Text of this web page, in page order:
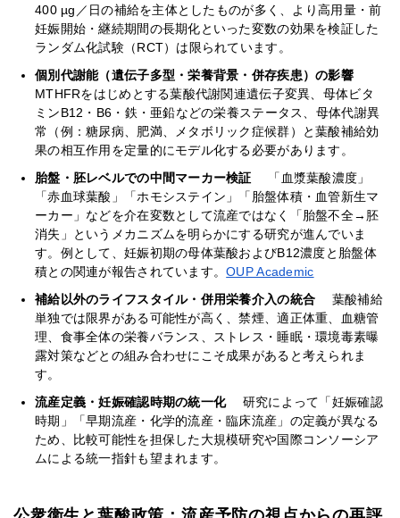
400 µg／日の補給を主体としたものが多く、より高用量・前
妊娠開始・継続期間の長期化といった変数の効果を検証した
ランダム化試験（RCT）は限られています。
個別代謝能（遺伝子多型・栄養背景・併存疾患）の影響
MTHFRをはじめとする葉酸代謝関連遺伝子変異、母体ビタ
ミンB12・B6・鉄・亜鉛などの栄養ステータス、母体代謝異
常（例：糖尿病、肥満、メタボリック症候群）と葉酸補給効
果の相互作用を定量的にモデル化する必要があります。
胎盤・胚レベルでの中間マーカー検証
「血漿葉酸濃度」
「赤血球葉酸」「ホモシステイン」「胎盤体積・血管新生マ
ーカー」などを介在変数として流産ではなく「胎盤不全→胚
消失」というメカニズムを明らかにする研究が進んでいま
す。例として、妊娠初期の母体葉酸およびB12濃度と胎盤体
積との関連が報告されています。OUP Academic
補給以外のライフスタイル・併用栄養介入の統合
葉酸補給
単独では限界がある可能性が高く、禁煙、適正体重、血糖管
理、食事全体の栄養バランス、ストレス・睡眠・環境毒素曝
露対策などとの組み合わせにこそ成果があると考えられま
す。
流産定義・妊娠確認時期の統一化
研究によって「妊娠確認
時期」「早期流産・化学的流産・臨床流産」の定義が異なる
ため、比較可能性を担保した大規模研究や国際コンソーシア
ムによる統一指針も望まれます。